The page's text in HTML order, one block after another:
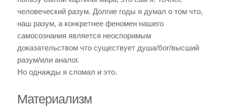
человеческий разум. Долгие годы я думал о том что,
наш разум, а конкретнее феномен нашего
самосознания является неоспоримым
доказательством что существует душа/бог/высший
разум/или аналог.
Но однажды я сломал и это.
Материализм